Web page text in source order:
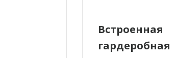
Встроенная
гардеробная